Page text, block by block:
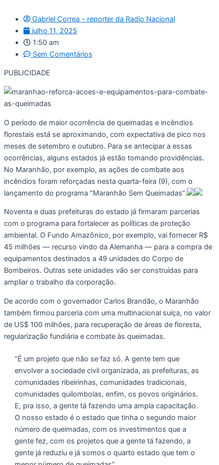
Gabriel Correa - reporter da Radio Nacional
julho 11, 2025
1:50 am
Sem Comentários
PUBLICIDADE
O período de maior ocorrência de queimadas e incêndios
florestais está se aproximando, com expectativa de pico nos
meses de setembro e outubro. Para se antecipar a essas
ocorrências, alguns estados já estão tomando providências.
No Maranhão, por exemplo, as ações de combate aos
incêndios foram reforçadas nesta quarta-feira (9), com o
lançamento do programa “Maranhão Sem Queimadas”.
Noventa e duas prefeituras do estado já firmaram parcerias
com o programa para fortalecer as políticas de proteção
ambiental. O Fundo Amazônico, por exemplo, vai fornecer R$
45 milhões — recurso vindo da Alemanha — para a compra de
equipamentos destinados a 49 unidades do Corpo de
Bombeiros. Outras sete unidades vão ser construídas para
ampliar o trabalho da corporação.
De acordo com o governador Carlos Brandão, o Maranhão
também firmou parceria com uma multinacional suíça, no valor
de US$ 100 milhões, para recuperação de áreas de floresta,
regularização fundiária e combate às queimadas.
“É um projeto que não se faz só. A gente tem que
envolver a sociedade civil organizada, as prefeituras, as
comunidades ribeirinhas, comunidades tradicionais,
comunidades quilombolas, enfim, os povos originários.
E, pra isso, a gente tá fazendo uma ampla capacitação.
O nosso estado é o estado que tinha o segundo maior
número de queimadas, com os investimentos que a
gente fez, com os projetos que a gente tá fazendo, a
gente já reduziu e já somos o quarto estado que tem o